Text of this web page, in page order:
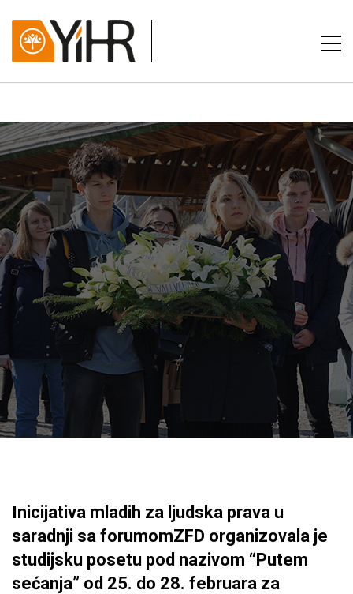
Inicijativa mladih za ljudska prava u
saradnji sa forumomZFD organizovala je
studijsku posetu pod nazivom “Putem
sećanja” od 25. do 28. februara za